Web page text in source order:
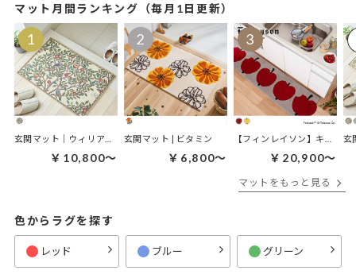
マット月間ランキング（毎月1日更新）
玄関マット｜ウィリアムモリス ケルムスコットツリー
￥10,800～
玄関マット | ビタミン
￥6,800～ ￥20,900～
マットをもっと見る
色からラグを探す
レッド ブルー グリーン